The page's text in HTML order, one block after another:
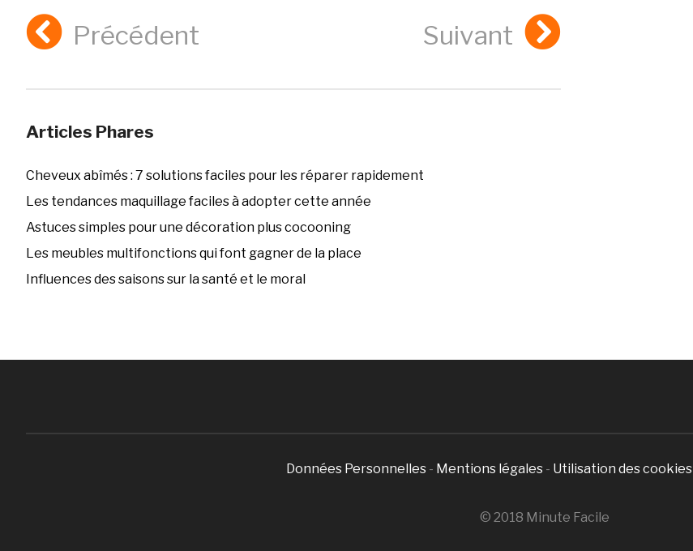
Précédent Suivant
Articles Phares
Cheveux abîmés : 7 solutions faciles pour les réparer rapidement
Les tendances maquillage faciles à adopter cette année
Astuces simples pour une décoration plus cocooning
Les meubles multifonctions qui font gagner de la place
Influences des saisons sur la santé et le moral
Données Personnelles - Mentions légales - Utilisation des cookies
© 2018 Minute Facile